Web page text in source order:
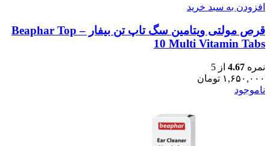
افزودن به سبد خرید
قرص مولتی ویتامین سگ تاپ تن بیفار – Beaphar Top
10 Multi Vitamin Tabs
نمره 4.67 از 5
۱,۶۵۰,۰۰۰ تومان
ناموجود